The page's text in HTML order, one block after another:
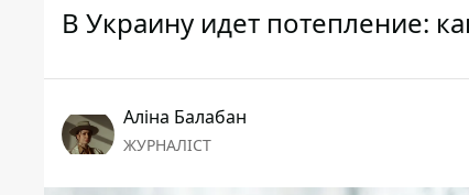
В Украину идет потепление:
Аліна Балабан
ЖУРНАЛІСТ